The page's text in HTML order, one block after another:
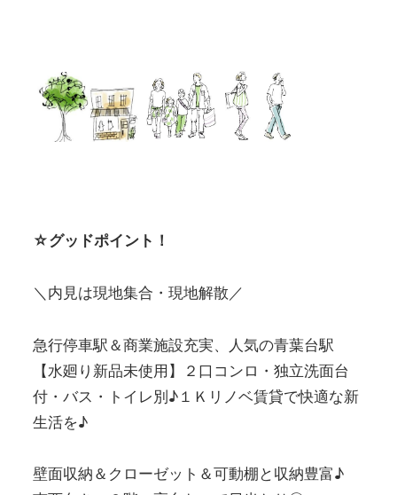
☆グッドポイント！
＼内見は現地集合・現地解散／
急行停車駅＆商業施設充実、人気の青葉台駅
【水廻り新品未使用】２口コンロ・独立洗面台
付・バス・トイレ別♪１Ｋリノベ賃貸で快適な新
生活を♪
壁面収納＆クローゼット＆可動棚と収納豊富♪